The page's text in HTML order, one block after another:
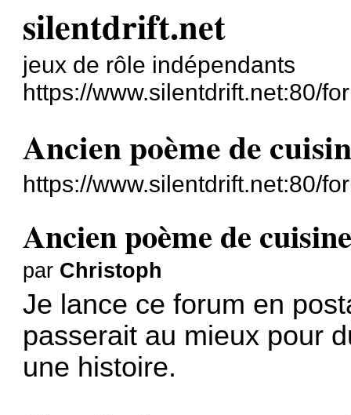
silentdrift.net
jeux de rôle indépendants
https://www.silentdrift.net:80/
Ancien poème de
https://www.silentdrift.net:80/
Ancien poème de
par Christoph
Je lance ce forum en
passerait au mieux pour
une histoire.